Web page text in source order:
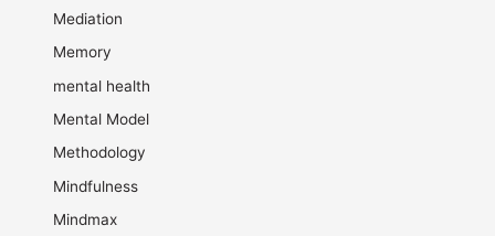
Mediation
Memory
mental health
Mental Model
Methodology
Mindfulness
Mindmax